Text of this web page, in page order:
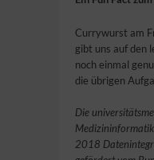
Currywurst am
gibt uns auf den
noch einmal
die übrigen
Die
2018